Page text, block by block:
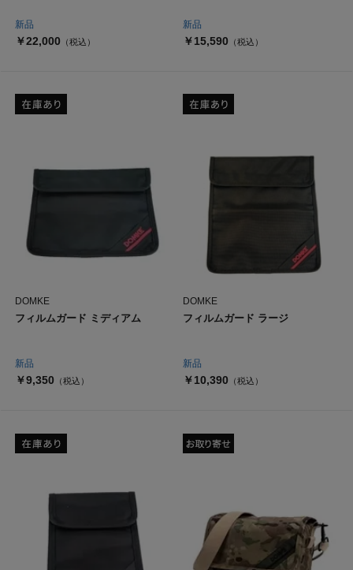
新品
￥22,000 （税込）
新品
￥15,590 （税込）
新品
DOMKE
フィルムガード ミディアム
￥9,350 （税込）
新品
DOMKE
フィルムガード ラージ
￥10,390 （税込）